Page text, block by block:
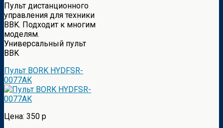
Пульт дистанционного
управления для техники
BBK. Подходит к многим
моделям.
Универсальный пульт
BBK
Пульт BORK HYDFSR-
0077AK
Цена: 350 р